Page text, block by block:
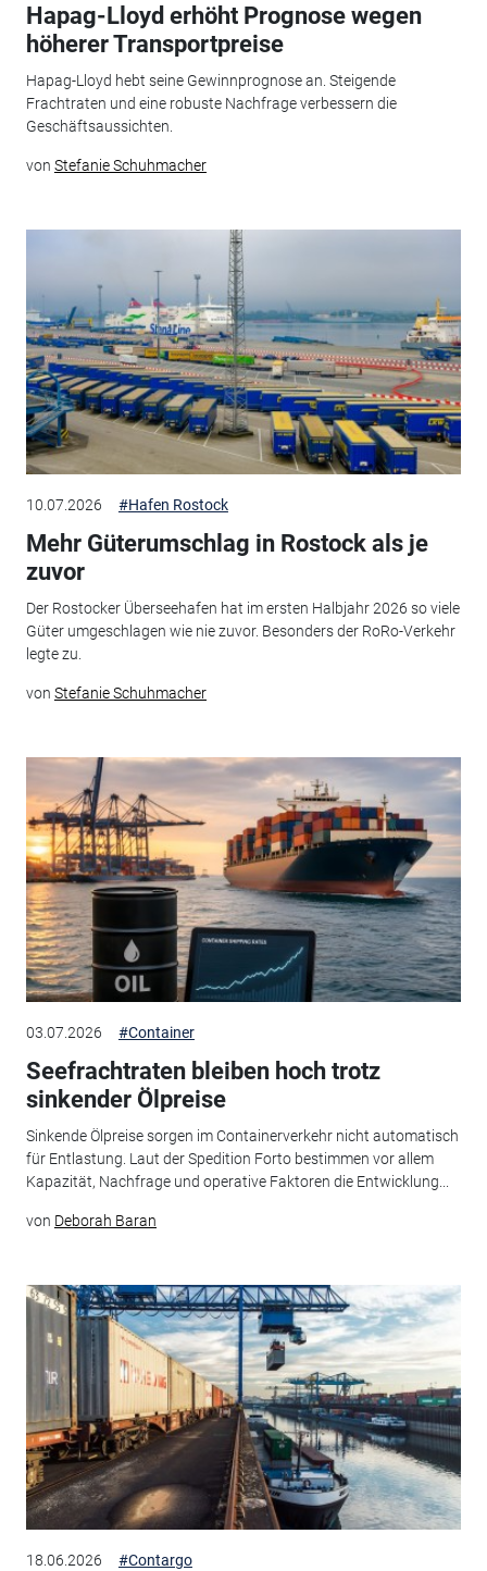
Hapag-Lloyd erhöht Prognose wegen
höherer Transportpreise
Hapag-Lloyd hebt seine Gewinnprognose an. Steigende
Frachtraten und eine robuste Nachfrage verbessern die
Geschäftsaussichten.
von Stefanie Schuhmacher
10.07.2026 #Hafen Rostock
Mehr Güterumschlag in Rostock als je
zuvor
Der Rostocker Überseehafen hat im ersten Halbjahr 2026 so viele
Güter umgeschlagen wie nie zuvor. Besonders der RoRo-Verkehr
legte zu.
von Stefanie Schuhmacher
03.07.2026 #Container
Seefrachtraten bleiben hoch trotz
sinkender Ölpreise
Sinkende Ölpreise sorgen im Containerverkehr nicht automatisch
für Entlastung. Laut der Spedition Forto bestimmen vor allem
Kapazität, Nachfrage und operative Faktoren die Entwicklung...
von Deborah Baran
18.06.2026 #Contargo